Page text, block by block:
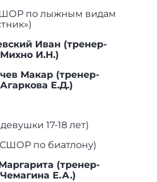
по лыжным видам
Иван (тренер-
И.Н.)
Макар (тренер-
Е.Д.)
17-18 лет)
по биатлону)
(тренер-
Е.А.)